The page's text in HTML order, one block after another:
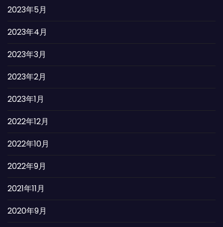
2023年5月
2023年4月
2023年3月
2023年2月
2023年1月
2022年12月
2022年10月
2022年9月
2021年11月
2020年9月